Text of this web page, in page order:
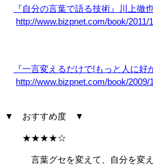
『自分の言葉で語る技術』川上徹
http://www.bizpnet.com/book/2011/
『一言変えるだけで!もっと人に
http://www.bizpnet.com/book/2009/
▼ おすすめ度 ▼
★★★★☆
言葉グセを変えて、自分を変えて